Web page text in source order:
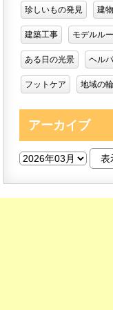
珍しいもの発見 建
建築工事 モデルル
ある日の光景 ヘル
フットケア 地域の輪
アーカイブ